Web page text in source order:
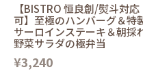
【BISTRO 恒良創/熨斗対応
可】至極のハンバーグ＆特
サーロインステーキ＆朝採
野菜サラダの極弁当
¥3,240